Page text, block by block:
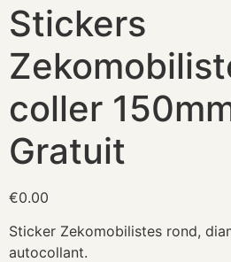
Stickers
coller
Gratuit
€0.00
Sticker Zekomobilistes rond,
autocollant.